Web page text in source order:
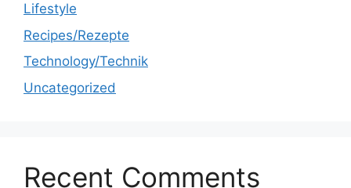
Lifestyle
Recipes/Rezepte
Technology/Technik
Uncategorized
Recent Comments